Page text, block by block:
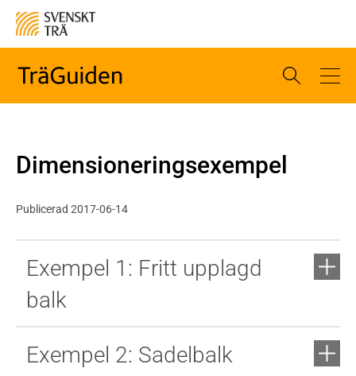
Dimensioneringsexempel
Publicerad 2017-06-14
Exempel 1: Fritt upplagd
balk
Exempel 2: Sadelbalk